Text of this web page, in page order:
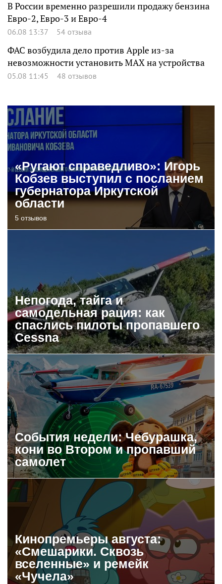
В России временно разрешили продажу бензина
Евро-2, Евро-3 и Евро-4
06.08 13:37 54 отзыва
ФАС возбудила дело против Apple из-за
невозможности установить MAX на устройства
05.08 11:45 48 отзывов
«Ругают справедливо»: Игорь
Кобзев выступил с посланием
губернатора Иркутской
области
5 отзывов
Непогода, тайга и
самодельная рация: как
спаслись пилоты пропавшего
Cessna
События недели: Чебурашка,
кони во Втором и пропавший
самолет
Кинопремьеры августа:
«Смешарики. Сквозь
вселенные» и ремейк
«Чучела»